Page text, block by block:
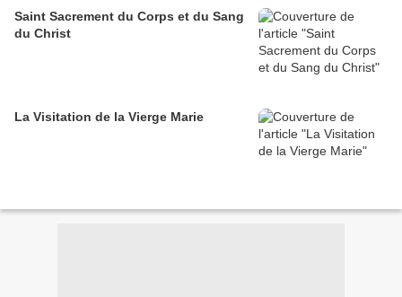
Saint Sacrement du Corps et du Sang
du Christ
La Visitation de la Vierge Marie